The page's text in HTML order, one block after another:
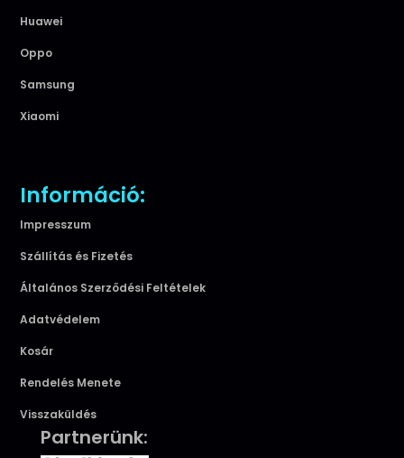
Huawei
Oppo
Samsung
Xiaomi
Információ:
Impresszum
Szállítás és Fizetés
Általános Szerződési Feltételek
Adatvédelem
Kosár
Rendelés Menete
Visszaküldés
Partnerünk: